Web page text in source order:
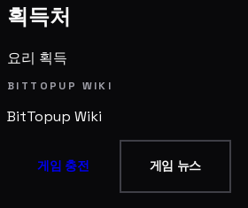
획득처
요리 획득
BITTOPUP WIKI
BitTopup Wiki
게임 충전 게임 뉴스